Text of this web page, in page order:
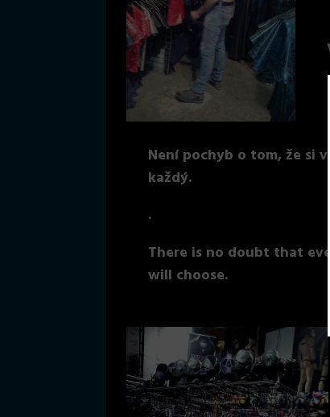
Není pochyb o tom, že si
každý.
.
There is no doubt that
will choose.